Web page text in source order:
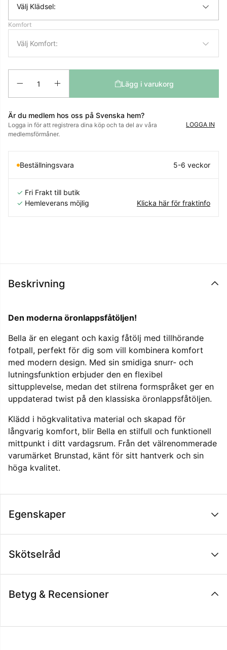
Välj Klädsel:
Komfort
Välj Komfort:
Lägg i varukorg
Är du medlem hos oss på Svenska hem?
Logga in för att registrera dina köp och ta del av våra
medlemsförmåner.
LOGGA IN
Beställningsvara 5-6 veckor
✓ Fri Frakt till butik
✓ Hemleverans möjlig Klicka här för fraktinfo
Beskrivning
Den moderna öronlappsfåtöljen!
Bella är en elegant och kaxig fåtölj med tillhörande
fotpall, perfekt för dig som vill kombinera komfort
med modern design. Med sin smidiga snurr- och
lutningsfunktion erbjuder den en flexibel
sittupplevelse, medan det stilrena formspråket ger en
uppdaterad twist på den klassiska öronlappsfåtöljen.
Klädd i högkvalitativa material och skapad för
långvarig komfort, blir Bella en stilfull och funktionell
mittpunkt i ditt vardagsrum. Från det välrenommerade
varumärket Brunstad, känt för sitt hantverk och sin
höga kvalitet.
Egenskaper
Skötselråd
Betyg & Recensioner